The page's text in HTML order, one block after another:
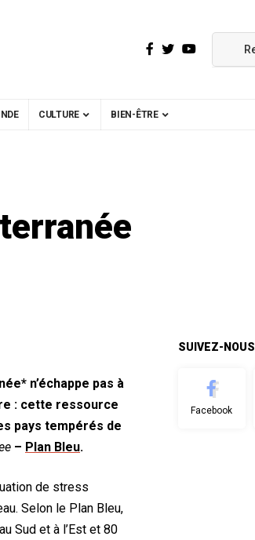
CULTURE BIEN-ÊTRE
n’échappe pas à
: cette ressource
pays tempérés de
– Plan Bleu.
de stress
Selon le Plan Bleu,
Sud et à l’Est et 80
SUIVEZ-NOUS
Facebook